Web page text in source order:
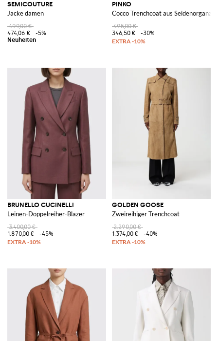
SEMICOUTURE
Jacke damen
499,00 €
474,06 €
-5%
PINKO
Cocco Trenchcoat aus Seidenorganza
495,00 €
346,50 €
-30%
BRUNELLO CUCINELLI
Leinen-Doppelreiher-Blazer
3.400,00 €
1.870,00 €
-45%
GOLDEN GOOSE
Zweireihiger Trenchcoat
2.290,00 €
1.374,00 €
-40%